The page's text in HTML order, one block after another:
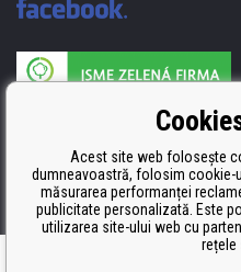
Producătorul umpluturii de
ISO 9001, ISO 14001 şi STMC.
Acest site web folosește
dumneavoastră, folosim cookie-
măsurarea performanței
publicitate personalizată. Este
utilizarea site-ului web cu
rețele